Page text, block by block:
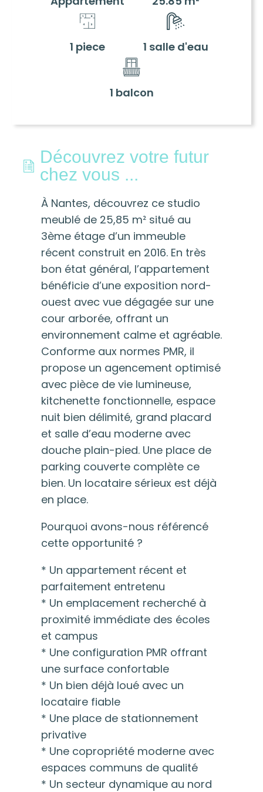
1 piece 1 salle d'eau
1 balcon
Découvrez votre futur
chez vous ...
À Nantes, découvrez ce studio
meublé de 25,85 m² situé au
3ème étage d’un immeuble
récent construit en 2016. En très
bon état général, l’appartement
bénéficie d’une exposition nord-
ouest avec vue dégagée sur une
cour arborée, offrant un
environnement calme et agréable.
Conforme aux normes PMR, il
propose un agencement optimisé
avec pièce de vie lumineuse,
kitchenette fonctionnelle, espace
nuit bien délimité, grand placard
et salle d’eau moderne avec
douche plain-pied. Une place de
parking couverte complète ce
bien. Un locataire sérieux est déjà
en place.
Pourquoi avons-nous référencé
cette opportunité ?
* Un appartement récent et
parfaitement entretenu
* Un emplacement recherché à
proximité immédiate des écoles
et campus
* Une configuration PMR offrant
une surface confortable
* Un bien déjà loué avec un
locataire fiable
* Une place de stationnement
privative
* Une copropriété moderne avec
espaces communs de qualité
* Un secteur dynamique au nord